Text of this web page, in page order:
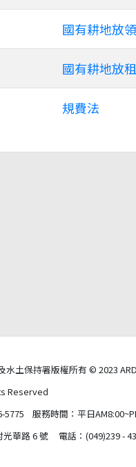
國有耕地放
國有耕地放
規費法
水土保持署版權所有 © 2023
Reserved
服務時間：平日
光華路 6 號 電話：(049)239 -